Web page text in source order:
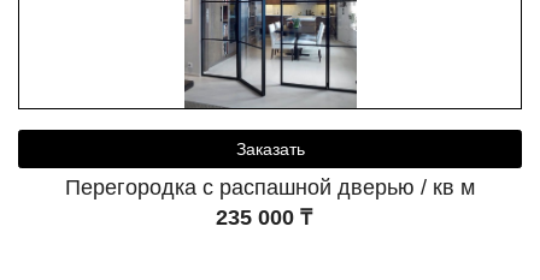
Перегородка с распашной дверью / кв м
235 000 ₸
Заказать